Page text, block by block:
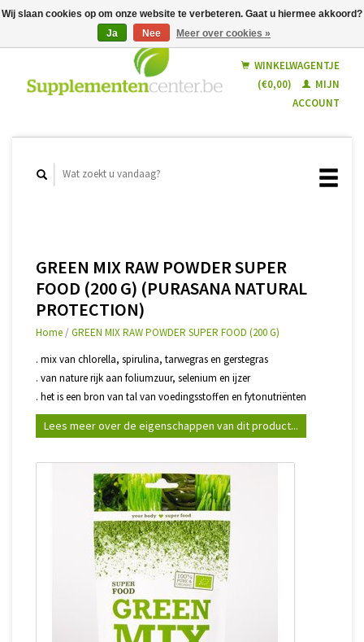
Nederlands
WINKELWAGENTJE
(€0,00)
MIJN
ACCOUNT
GREEN MIX RAW POWDER SUPER
FOOD (200 G) (PURASANA NATURAL
PROTECTION)
Home /GREEN MIX RAW POWDER SUPER FOOD (200 G)
. mix van chlorella, spirulina, tarwegras en gerstegras
. van nature rijk aan foliumzuur, selenium en ijzer
. het is een bron van tal van voedingsstoffen en fytonutriënten
Lees meer over de eigenschappen van dit product...
Wij slaan cookies op om onze website te verbeteren. Gaat u hiermee akkoord?
Ja
Nee Meer over cookies »